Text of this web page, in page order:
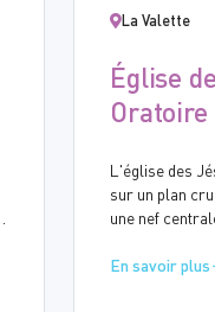
La Valette
Église
Oratoire
L'église des
sur un plan
une nef
chapelles
En savoir plus